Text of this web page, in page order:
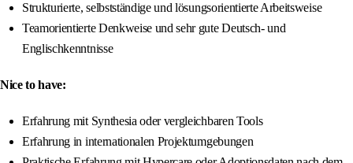
Strukturierte, selbstständige und lösungsorientierte Arbeitsweise
Teamorientierte Denkweise und sehr gute Deutsch- und
Englischkenntnisse
Nice to have:
Erfahrung mit Synthesia oder vergleichbaren Tools
Erfahrung in internationalen Projektumgebungen